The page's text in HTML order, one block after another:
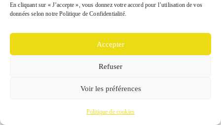
En cliquant sur « J’accepte », vous donnez votre accord pour l’utilisation de vos
données selon notre Politique de Confidentialité.
Accepter
Refuser
Voir les préférences
Politique de cookies